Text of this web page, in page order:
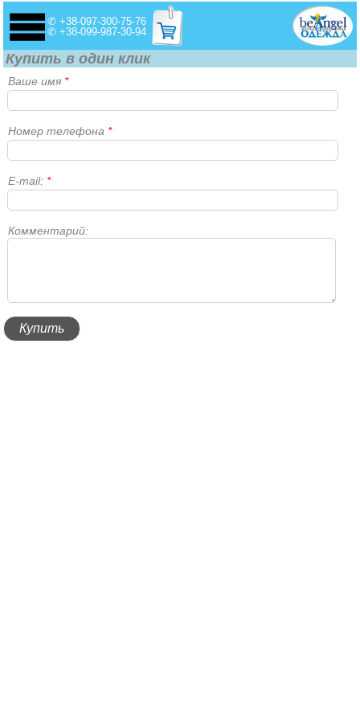
✆ +38-097-300-75-76
✆ +38-099-987-30-94
Купить в один клик
Ваше имя *
Номер телефона *
E-mail: *
Комментарий: